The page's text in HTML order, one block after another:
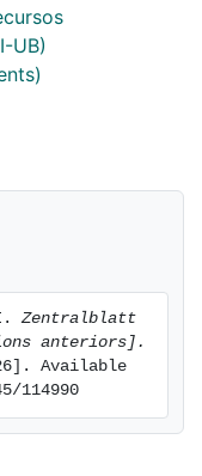
UB)
Zentralblatt
anteriors].
Available
114990